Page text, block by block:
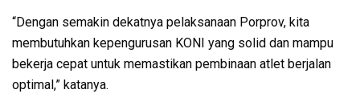
“Dengan semakin dekatnya pelaksanaan Porprov, kita
membutuhkan kepengurusan KONI yang solid dan mampu
bekerja cepat untuk memastikan pembinaan atlet berjalan
optimal,” katanya.